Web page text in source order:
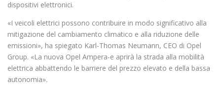
dispositivi elettronici.
«I veicoli elettrici possono contribuire in modo significativo alla
mitigazione del cambiamento climatico e alla riduzione delle
emissioni», ha spiegato Karl-Thomas Neumann, CEO di Opel
Group. «La nuova Opel Ampera-e aprirà la strada alla mobilità
elettrica abbattendo le barriere del prezzo elevato e della bassa
autonomia».